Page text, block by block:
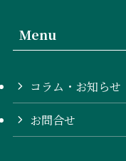
Menu
コラム・お知らせ
お問合せ